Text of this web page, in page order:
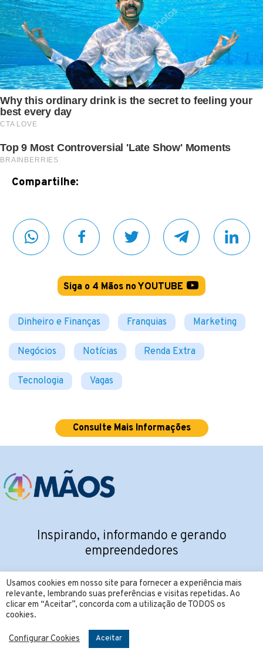
Compartilhe:
Siga o 4 Mãos no YOUTUBE
Dinheiro e Finanças Franquias Marketing
Negócios Notícias Renda Extra
Tecnologia Vagas
Consulte Mais Informações
Usamos cookies em nosso site para fornecer a experiência mais
relevante, lembrando suas preferências e visitas repetidas. Ao
clicar em “Aceitar”, concorda com a utilização de TODOS os
cookies.
Configurar Cookies Aceitar
Inspirando, informando e gerando
empreendedores
SIGA NAS REDES SOCIAIS: